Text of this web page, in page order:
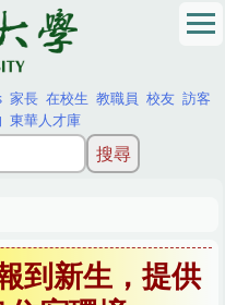
家長 在校生 教職員 校友 訪客
東華人才庫
到新生，提供